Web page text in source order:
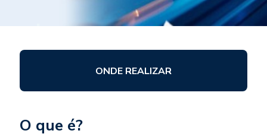
ONDE REALIZAR
O que é?